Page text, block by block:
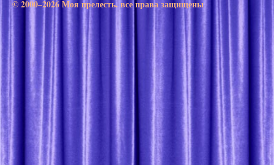
© 2000–2026 Моя прелесть. все права защищены